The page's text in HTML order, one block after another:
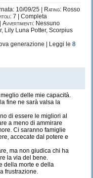
10/09/25 | Rating: Rosso
7 | Completa
Avvertimenti: Nessuno
Lily Luna Potter, Scorpius
generazione | Leggi le 8
delle mie capacità.
fine ne sarà valsa la
di essere le migliori al
a meno di ammirare
Ci saranno famiglie
accecate dal potere e
ma non giudica chi ha
la via del bene.
della morte e della
frustrazione.